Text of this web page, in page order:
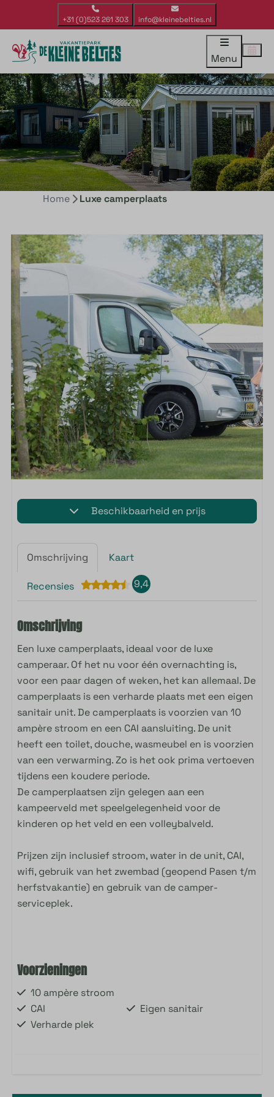
+31 (0)523 261 303 info@kleinebelties.nl
Menu
Home Luxe camperplaats
Beschikbaarheid en prijs
Omschrijving Kaart
Recensies 9,4
Omschrijving
Een luxe camperplaats, ideaal voor de luxe
camperaar. Of het nu voor één overnachting is,
voor een paar dagen of weken, het kan allemaal. De
camperplaats is een verharde plaats met een eigen
sanitair unit. De camperplaats is voorzien van 10
ampère stroom en een CAI aansluiting. De unit
heeft een toilet, douche, wasmeubel en is voorzien
van een verwarming. Zo is het ook prima vertoeven
tijdens een koudere periode.
De camperplaatsen zijn gelegen aan een
kampeerveld met speelgelegenheid voor de
kinderen op het veld en een volleybalveld.
Prijzen zijn inclusief stroom, water in de unit, CAI,
wifi, gebruik van het zwembad (geopend Pasen t/m
herfstvakantie) en gebruik van de camper-
serviceplek.
Voorzieningen
10 ampère stroom
CAI
Eigen sanitair
Verharde plek